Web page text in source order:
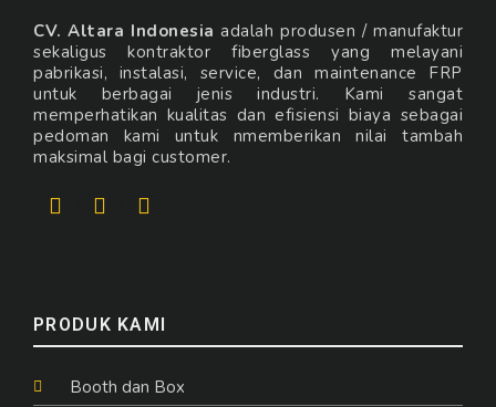
CV. Altara Indonesia adalah produsen / manufaktur
sekaligus kontraktor fiberglass yang melayani
pabrikasi, instalasi, service, dan maintenance FRP
untuk berbagai jenis industri. Kami sangat
memperhatikan kualitas dan efisiensi biaya sebagai
pedoman kami untuk nmemberikan nilai tambah
maksimal bagi customer.
PRODUK KAMI
Booth dan Box